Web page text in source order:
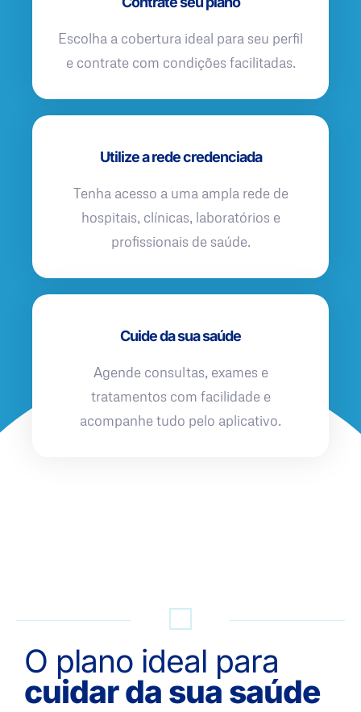
Escolha a cobertura ideal para seu perfil
e contrate com condições facilitadas.
Utilize a rede credenciada
Tenha acesso a uma ampla rede de
hospitais, clínicas, laboratórios e
profissionais de saúde.
Cuide da sua saúde
Agende consultas, exames e
tratamentos com facilidade e
acompanhe tudo pelo aplicativo.
O plano ideal para
cuidar da sua saúde